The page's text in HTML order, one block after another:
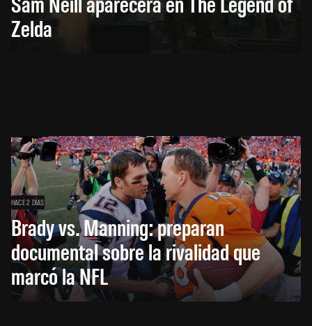
Zelda
HACE 2 DÍAS
Brady vs. Manning: preparan
documental sobre la rivalidad que
marcó la NFL